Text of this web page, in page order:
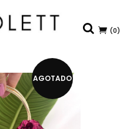
(0)
AGOTADO